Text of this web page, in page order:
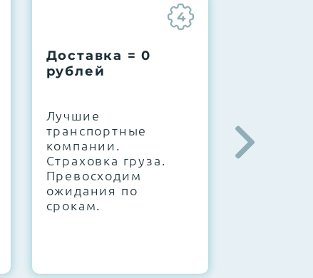
4
Доставка = 0
рублей
Лучшие
транспортные
компании.
Страховка груза.
Превосходим
ожидания по
срокам.
штате.
10000+